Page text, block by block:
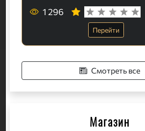
1 296
Перейти
Смотреть все
Магазин